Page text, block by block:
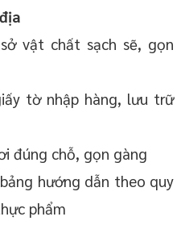
vật chất sạch sẽ, gọn
tờ nhập hàng, lưu trữ
đúng chỗ, gọn gàng
hướng dẫn theo quy
phẩm